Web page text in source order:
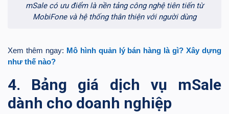
mSale có ưu điểm là nền tảng công nghệ tiên tiến từ
MobiFone và hệ thống thân thiện với người dùng
Xem thêm ngay: Mô hình quản lý bán hàng là gì? Xây dựng
như thế nào?
4. Bảng giá dịch vụ mSale
dành cho doanh nghiệp